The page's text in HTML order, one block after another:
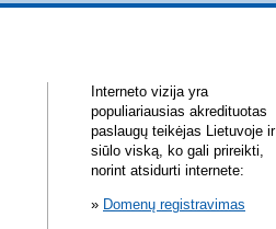
Interneto vizija yra
populiariausias akredituotas
paslaugų teikėjas Lietuvoje ir
siūlo viską, ko gali prireikti,
norint atsidurti internete:
Domenų registravimas